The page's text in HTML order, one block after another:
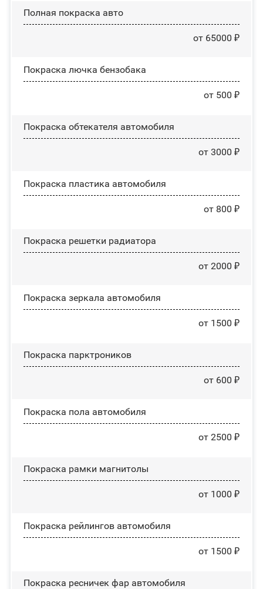
Полная покраска авто
от 65000 ₽
Покраска лючка бензобака
от 500 ₽
Покраска обтекателя автомобиля
от 3000 ₽
Покраска пластика автомобиля
от 800 ₽
Покраска решетки радиатора
от 2000 ₽
Покраска зеркала автомобиля
от 1500 ₽
Покраска парктроников
от 600 ₽
Покраска пола автомобиля
от 2500 ₽
Покраска рамки магнитолы
от 1000 ₽
Покраска рейлингов автомобиля
от 1500 ₽
Покраска ресничек фар автомобиля